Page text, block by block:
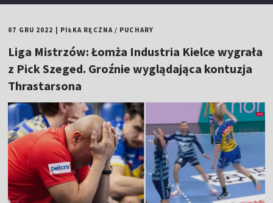
07 GRU 2022 PIŁKA RĘCZNA/ PUCHARY
Liga Mistrzów: Łomża Industria Kielce wygrała
z Pick Szeged. Groźnie wyglądająca kontuzja
Thrastarsona